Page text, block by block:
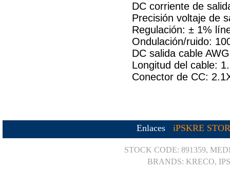
DC corriente de
Precisión voltaje de
Regulación: ± 1%
Ondulación/ruido:
DC salida cable
Longitud del cable:
Conector de CC:
Enlaces iPSKRE
STOCK CODE: 891359,
BRANDS: KRECO,